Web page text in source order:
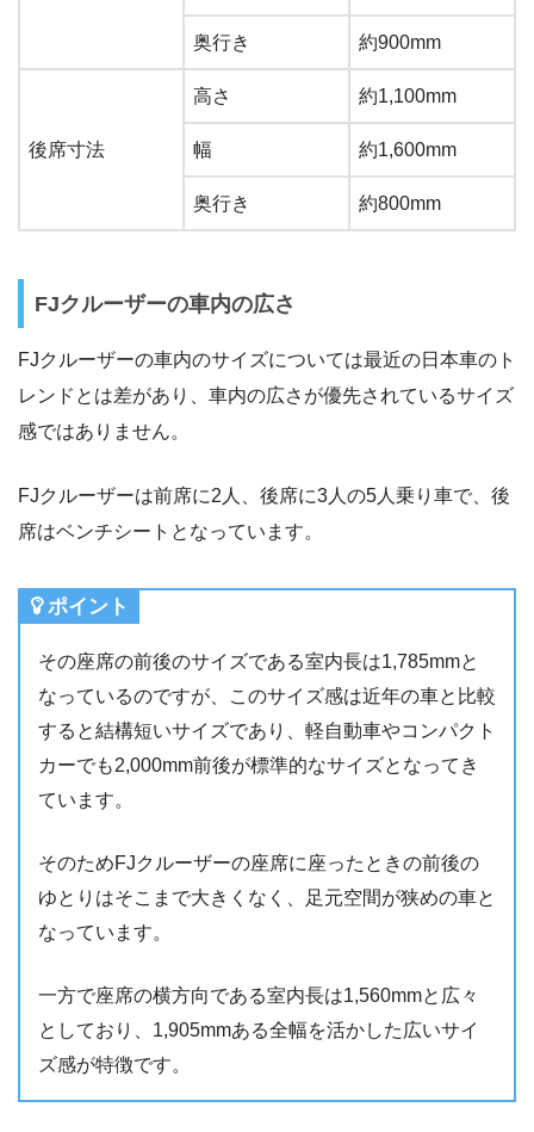
奥行き 約900mm
後席寸法
高さ 約1,100mm
幅 約1,600mm
奥行き 約800mm
FJクルーザーの車内の広さ
FJクルーザーの車内のサイズについては最近の日本車のト
レンドとは差があり、車内の広さが優先されているサイズ
感ではありません。
FJクルーザーは前席に2人、後席に3人の5人乗り車で、後
席はベンチシートとなっています。
ポイント
その座席の前後のサイズである室内長は1,785mmと
なっているのですが、このサイズ感は近年の車と比較
すると結構短いサイズであり、軽自動車やコンパクト
カーでも2,000mm前後が標準的なサイズとなってき
ています。
そのためFJクルーザーの座席に座ったときの前後の
ゆとりはそこまで大きくなく、足元空間が狭めの車と
なっています。
一方で座席の横方向である室内長は1,560mmと広々
としており、1,905mmある全幅を活かした広いサイ
ズ感が特徴です。